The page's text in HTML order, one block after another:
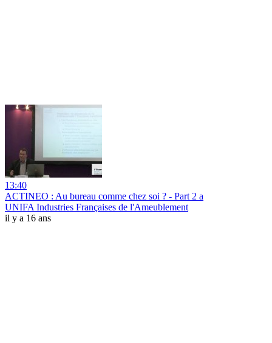
13:40
ACTINEO : Au bureau comme chez soi ? - Part 2 a
UNIFA Industries Françaises de l'Ameublement
il y a 16 ans